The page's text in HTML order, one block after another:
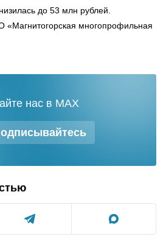
до 53 млн рублей.
многопрофильная
нас в MAX